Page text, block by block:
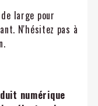
large pour
N'hésitez pas à
numérique